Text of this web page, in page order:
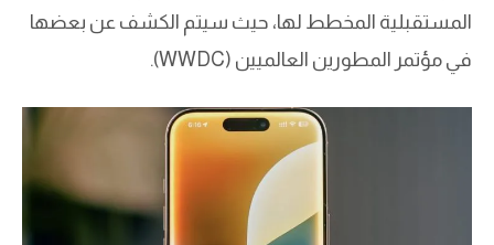
المستقبلية المخطط لها، حيث سيتم الكشف عن بعضها
في مؤتمر المطورين العالميين (WWDC).